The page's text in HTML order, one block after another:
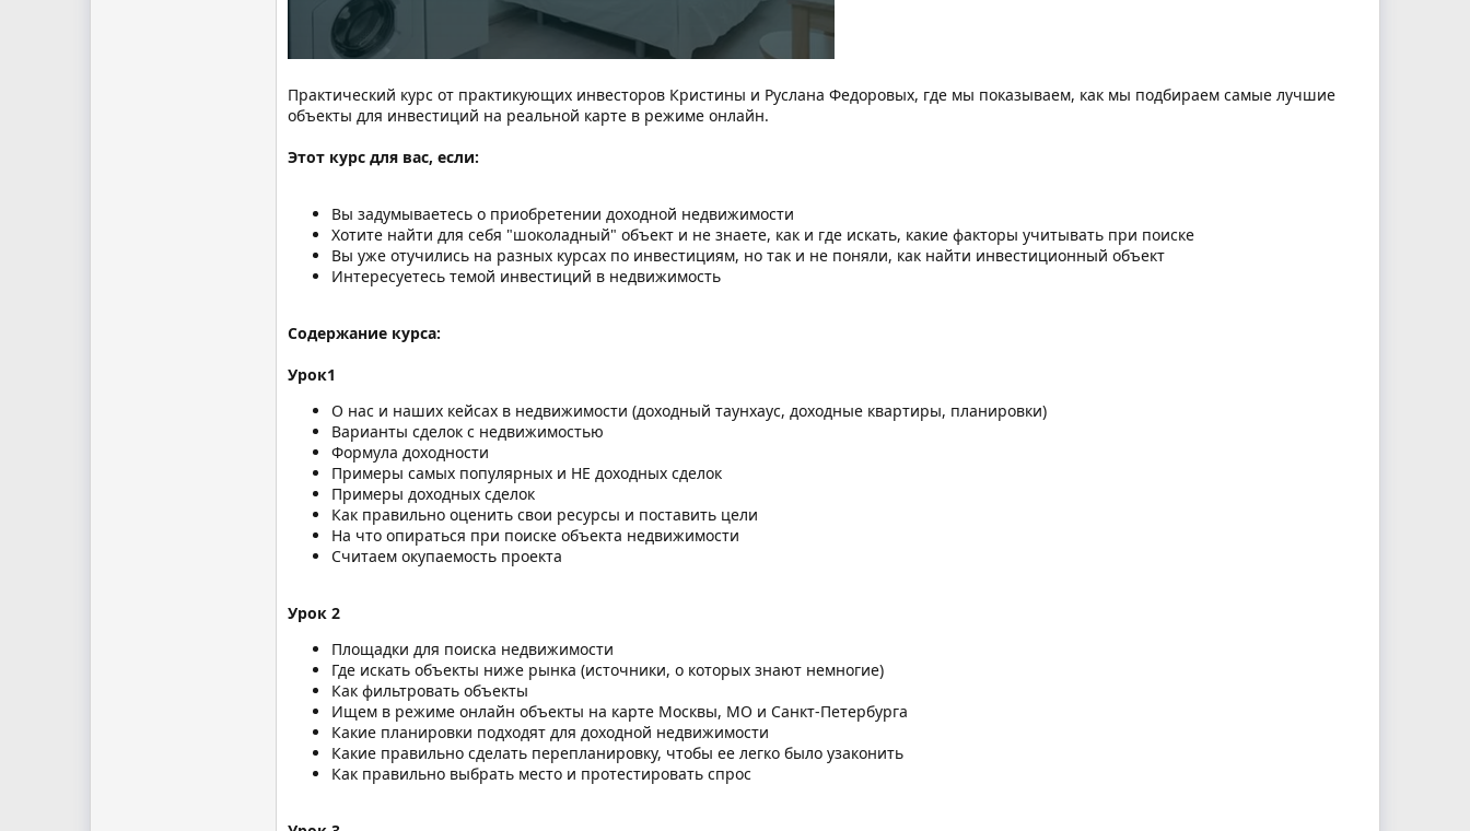
Практический курс от практикующих инвесторов Кристины и Руслана Федоровых, где мы показываем, как мы подбираем самые лучшие
объекты для инвестиций на реальной карте в режиме онлайн.
Этот курс для вас, если:
Вы задумываетесь о приобретении доходной недвижимости
Хотите найти для себя "шоколадный" объект и не знаете, как и где искать, какие факторы учитывать при поиске
Вы уже отучились на разных курсах по инвестициям, но так и не поняли, как найти инвестиционный объект
Интересуетесь темой инвестиций в недвижимость
Содержание курса:
Урок1
О нас и наших кейсах в недвижимости (доходный таунхаус, доходные квартиры, планировки)
Варианты сделок с недвижимостью
Формула доходности
Примеры самых популярных и НЕ доходных сделок
Примеры доходных сделок
Как правильно оценить свои ресурсы и поставить цели
На что опираться при поиске объекта недвижимости
Считаем окупаемость проекта
Урок 2
Площадки для поиска недвижимости
Где искать объекты ниже рынка (источники, о которых знают немногие)
Как фильтровать объекты
Ищем в режиме онлайн объекты на карте Москвы, МО и Санкт-Петербурга
Какие планировки подходят для доходной недвижимости
Какие правильно сделать перепланировку, чтобы ее легко было узаконить
Как правильно выбрать место и протестировать спрос